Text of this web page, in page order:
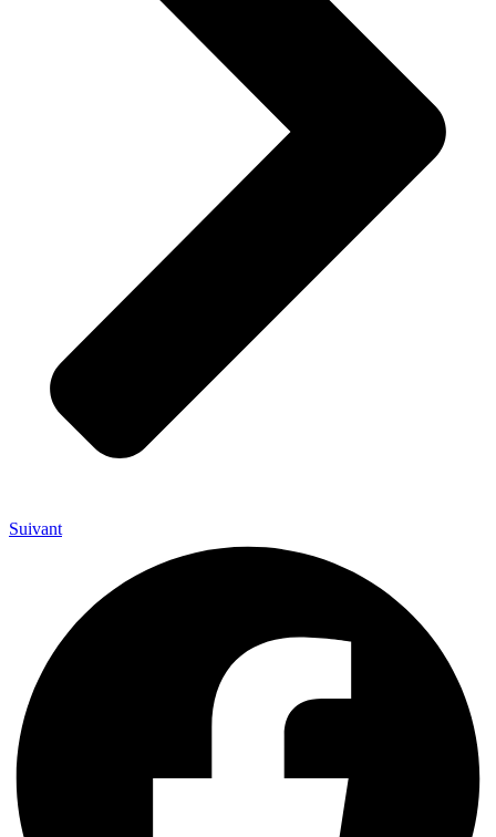
Suivant